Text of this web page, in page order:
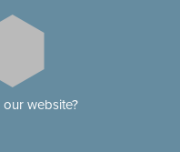
website?